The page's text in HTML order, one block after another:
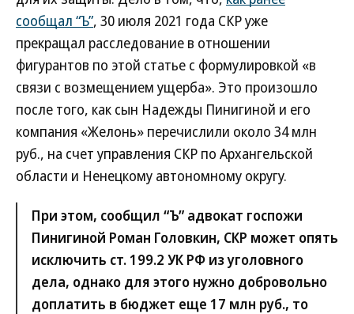
сообщал “Ъ”, 30 июля 2021 года СКР уже
прекращал расследование в отношении
фигурантов по этой статье с формулировкой «в
связи с возмещением ущерба». Это произошло
после того, как сын Надежды Пинигиной и его
компания «Желонь» перечислили около 34 млн
руб., на счет управления СКР по Архангельской
области и Ненецкому автономному округу.
При этом, сообщил “Ъ” адвокат госпожи
Пинигиной Роман Головкин, СКР может опять
исключить ст. 199.2 УК РФ из уголовного
дела, однако для этого нужно добровольно
доплатить в бюджет еще 17 млн руб., то